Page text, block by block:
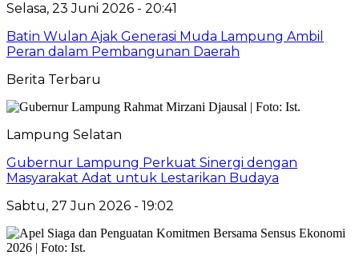
Selasa, 23 Juni 2026 - 20:41
Batin Wulan Ajak Generasi Muda Lampung Ambil
Peran dalam Pembangunan Daerah
Berita Terbaru
Lampung Selatan
Gubernur Lampung Perkuat Sinergi dengan
Masyarakat Adat untuk Lestarikan Budaya
Sabtu, 27 Jun 2026 - 19:02